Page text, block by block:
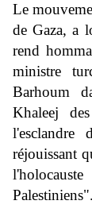
Le
de Gaza, a
rend
ministre
Barhoum
Khaleej
l'esclandre
réjouissant
Palestiniens".